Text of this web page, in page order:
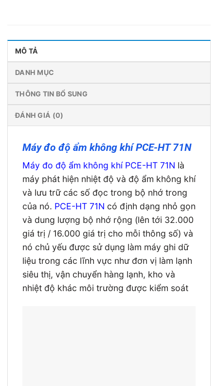
MÔ TẢ
DANH MỤC
THÔNG TIN BỔ SUNG
ĐÁNH GIÁ (0)
Máy đo độ ẩm không khí PCE-HT 71N
Máy đo độ ẩm không khí PCE-HT 71N là
máy phát hiện nhiệt độ và độ ẩm không khí
và lưu trữ các số đọc trong bộ nhớ trong
của nó. PCE-HT 71N có định dạng nhỏ gọn
và dung lượng bộ nhớ rộng (lên tới 32.000
giá trị / 16.000 giá trị cho mỗi thông số) và
nó chủ yếu được sử dụng làm máy ghi dữ
liệu trong các lĩnh vực như đơn vị làm lạnh
siêu thị, vận chuyển hàng lạnh, kho và
nhiệt độ khác môi trường được kiểm soát